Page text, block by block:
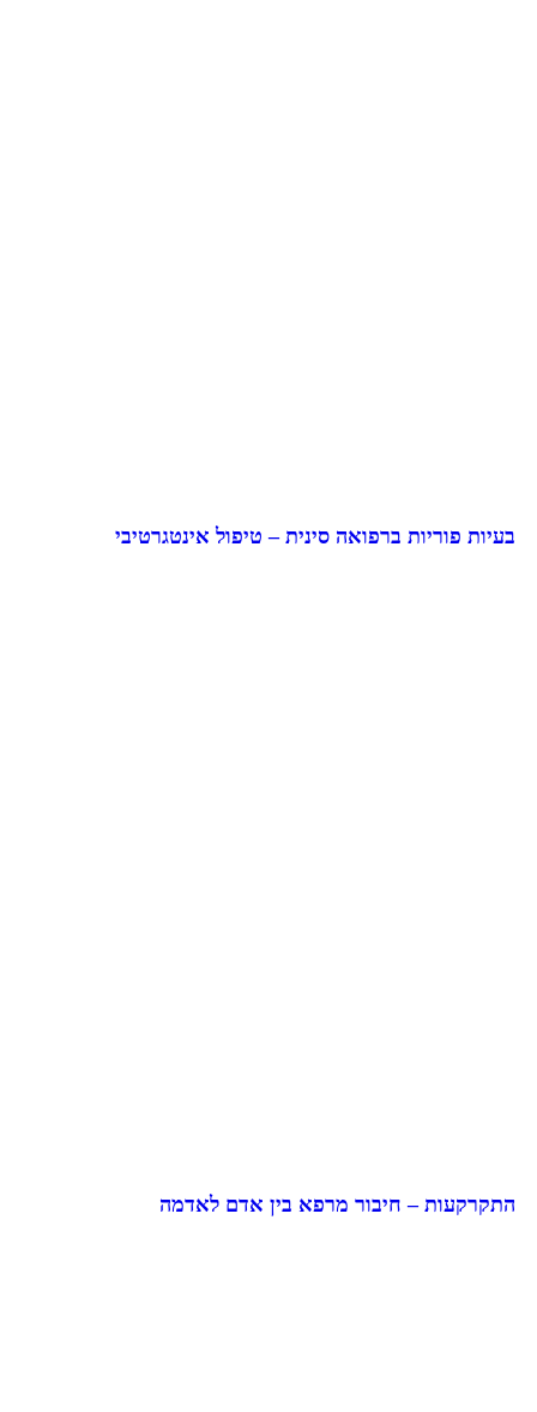
בעיות פוריות ברפואה סינית – טיפול אינטגרטיבי
התקרקעות – חיבור מרפא בין אדם לאדמה